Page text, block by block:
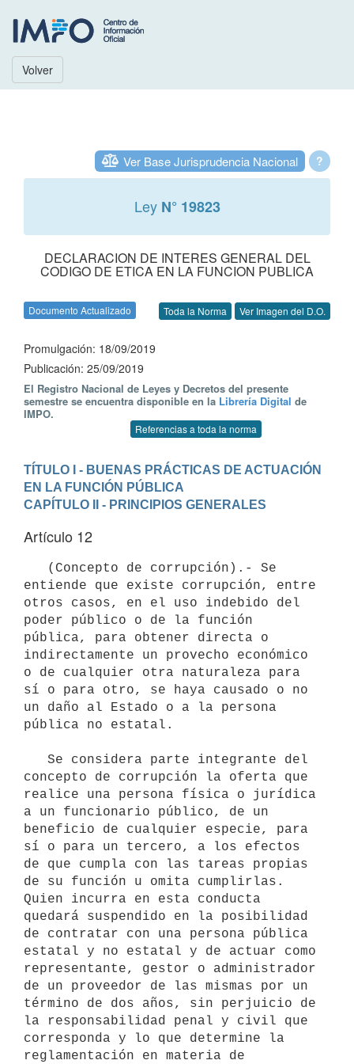
Volver
?
Ver Base Jurisprudencia Nacional
Ley N° 19823
DECLARACION DE INTERES GENERAL DEL
CODIGO DE ETICA EN LA FUNCION PUBLICA
Documento Actualizado Toda la Norma Ver Imagen del D.O.
Promulgación: 18/09/2019
Publicación: 25/09/2019
El Registro Nacional de Leyes y Decretos del presente
semestre se encuentra disponible en la Librería Digital de
IMPO.
Referencias a toda la norma
TÍTULO I - BUENAS PRÁCTICAS DE ACTUACIÓN
EN LA FUNCIÓN PÚBLICA
CAPÍTULO II - PRINCIPIOS GENERALES
Artículo 12
entiende que existe corrupción, entre
otros casos, en el uso indebido del
poder público o de la función
pública, para obtener directa o
indirectamente un provecho económico
o de cualquier otra naturaleza para
sí o para otro, se haya causado o no
un daño al Estado o a la persona
pública no estatal.
concepto de corrupción la oferta que
realice una persona física o jurídica
a un funcionario público, de un
beneficio de cualquier especie, para
sí o para un tercero, a los efectos
de que cumpla con las tareas propias
de su función u omita cumplirlas.
Quien incurra en esta conducta
quedará suspendido en la posibilidad
de contratar con una persona pública
estatal y no estatal y de actuar como
representante, gestor o administrador
de un proveedor de las mismas por un
término de dos años, sin perjuicio de
la responsabilidad penal y civil que
corresponda y lo que determine la
reglamentación en materia de